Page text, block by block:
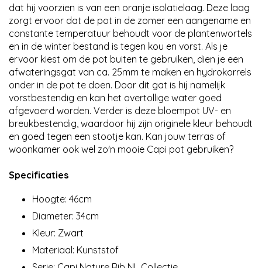
dat hij voorzien is van een oranje isolatielaag. Deze laag
zorgt ervoor dat de pot in de zomer een aangename en
constante temperatuur behoudt voor de plantenwortels
en in de winter bestand is tegen kou en vorst. Als je
ervoor kiest om de pot buiten te gebruiken, dien je een
afwateringsgat van ca. 25mm te maken en hydrokorrels
onder in de pot te doen. Door dit gat is hij namelijk
vorstbestendig en kan het overtollige water goed
afgevoerd worden. Verder is deze bloempot UV- en
breukbestendig, waardoor hij zijn originele kleur behoudt
en goed tegen een stootje kan. Kan jouw terras of
woonkamer ook wel zo'n mooie Capi pot gebruiken?
Specificaties
Hoogte: 46cm
Diameter: 34cm
Kleur: Zwart
Materiaal: Kunststof